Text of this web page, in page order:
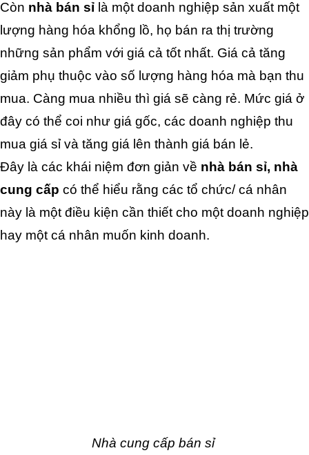
Còn nhà bán sỉ là một doanh nghiệp sản xuất một
lượng hàng hóa khổng lồ, họ bán ra thị trường
những sản phẩm với giá cả tốt nhất. Giá cả tăng
giảm phụ thuộc vào số lượng hàng hóa mà bạn thu
mua. Càng mua nhiều thì giá sẽ càng rẻ. Mức giá ở
đây có thể coi như giá gốc, các doanh nghiệp thu
mua giá sỉ và tăng giá lên thành giá bán lẻ.
Đây là các khái niệm đơn giản về nhà bán sỉ, nhà
cung cấp có thể hiểu rằng các tổ chức/ cá nhân
này là một điều kiện cần thiết cho một doanh nghiệp
hay một cá nhân muốn kinh doanh.
Nhà cung cấp bán sỉ